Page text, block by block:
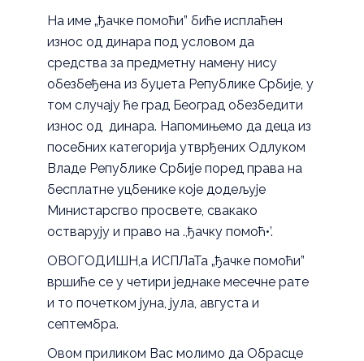
На име „ђачке помоћи” биће исплаћен
износ од динара под условом да
средства за предметну намену нису
обезбеђена из буџета Републике Србије, у
том случају ће град Београд обезбедити
износ од динара. Напомињемо да деца из
посебних категорија утврђених Одлуком
Владе Републике Србије поред права на
бесплатне уцбенике које додељује
Министарсгво просвете, свакако
остварују и право на .,ђачку помоћ•’.
ОВОГОДИШН,а ИСПЛаТа „ђачке помоћи”
вршиће се у четири једнаке месечне рате
и то почетком јуна, јула, августа и
септембра.
Овом приликом Вас молимо да Обрасце